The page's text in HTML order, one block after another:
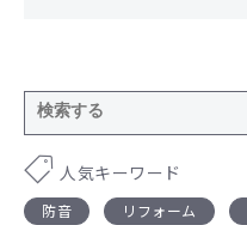
人気キーワード
防音 リフォーム